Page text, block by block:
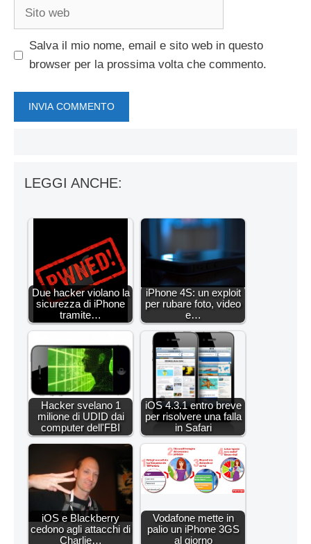
Sito
Salva il mio nome, email e sito web in questo
browser per la prossima volta che commento.
LEGGI ANCHE:
Due hacker violano la
sicurezza di iPhone
tramite…
iPhone 4S: un exploit
per rubare foto, video
e…
Hacker svelano 1
milione di UDID dai
computer dell'FBI
iOS 4.3.1 entro breve
per risolvere una falla
in Safari
iOS e Blackberry
cedono agli attacchi di
Charlie…
Vodafone mette in
palio un iPhone 3GS
al giorno